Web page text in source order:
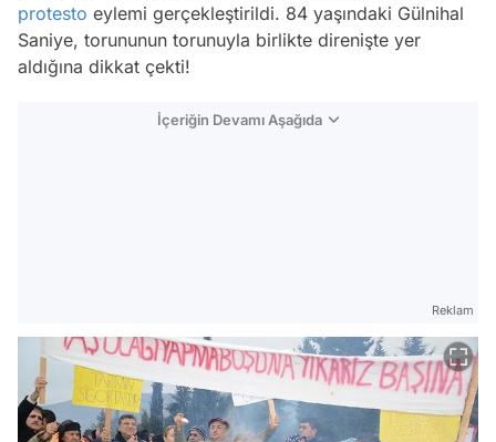
protesto eylemi gerçekleştirildi. 84 yaşındaki Gülnihal
Saniye, torununun torunuyla birlikte direnişte yer
aldığına dikkat çekti!
İçeriğin Devamı Aşağıda
Reklam